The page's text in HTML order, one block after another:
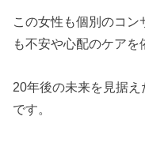
この女性も個別のコ
も不安や心配のケアを
20年後の未来を見据
です。